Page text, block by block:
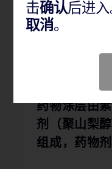
产品特性
药物涂层由
剂（聚山梨
组成，药物
击确认后进
取消。